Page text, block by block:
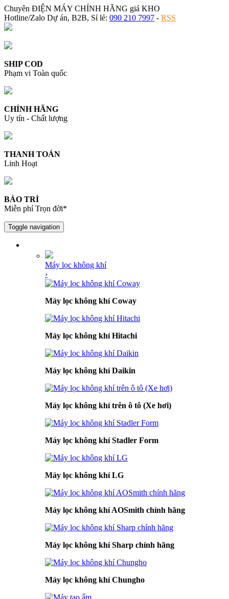
Chuyên ĐIỆN MÁY CHÍNH HÃNG giá KHO
Hotline/Zalo Dự án, B2B, Sỉ lẻ: 090 210 7997 - RSS
SHIP COD
Phạm vi Toàn quốc
CHÍNH HÃNG
Uy tín - Chất lượng
THANH TOÁN
Linh Hoạt
BẢO TRÌ
Miễn phí Trọn đời*
Toggle navigation
Máy lọc không khí
›
Máy lọc không khí Coway
Máy lọc không khí Hitachi
Máy lọc không khí Daikin
Máy lọc không khí trên ô tô (Xe hơi)
Máy lọc không khí Stadler Form
Máy lọc không khí LG
Máy lọc không khí AOSmith chính hãng
Máy lọc không khí Sharp chính hãng
Máy lọc không khí Chungho